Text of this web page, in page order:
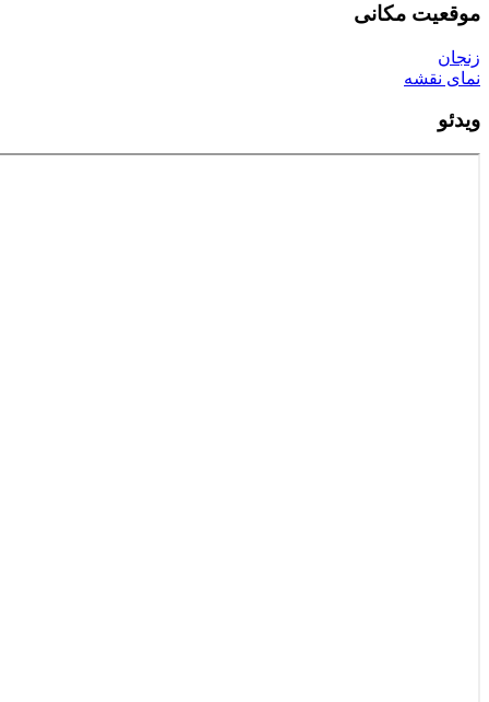
موقعیت مکانی
زنجان
نمای نقشه
ویدئو